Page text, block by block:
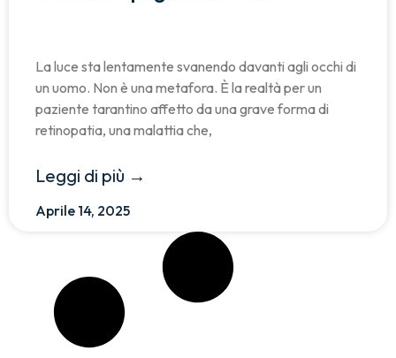
La luce sta lentamente svanendo davanti agli occhi di
un uomo. Non è una metafora. È la realtà per un
paziente tarantino affetto da una grave forma di
retinopatia, una malattia che,
Leggi di più →
Aprile 14, 2025